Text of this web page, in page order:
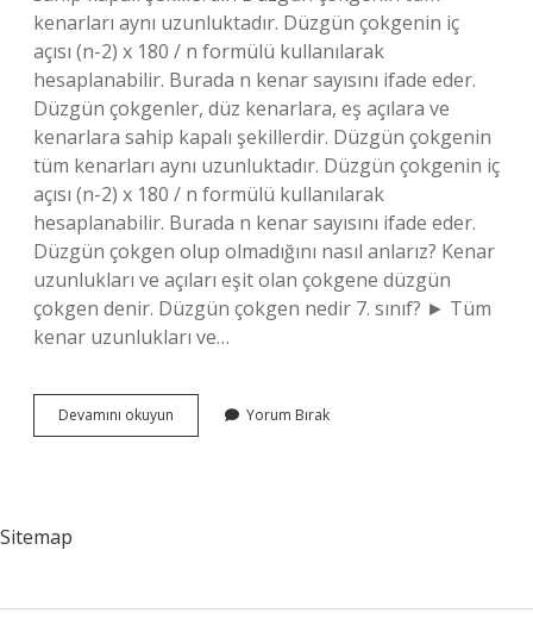
kenarları aynı uzunluktadır. Düzgün çokgenin iç
açısı (n-2) x 180 / n formülü kullanılarak
hesaplanabilir. Burada n kenar sayısını ifade eder.
Düzgün çokgenler, düz kenarlara, eş açılara ve
kenarlara sahip kapalı şekillerdir. Düzgün çokgenin
tüm kenarları aynı uzunluktadır. Düzgün çokgenin iç
açısı (n-2) x 180 / n formülü kullanılarak
hesaplanabilir. Burada n kenar sayısını ifade eder.
Düzgün çokgen olup olmadığını nasıl anlarız? Kenar
uzunlukları ve açıları eşit olan çokgene düzgün
çokgen denir. Düzgün çokgen nedir 7. sınıf? ► Tüm
kenar uzunlukları ve…
Devamını okuyun
Çokgenlerin
Yorum Bırak
Sitemap